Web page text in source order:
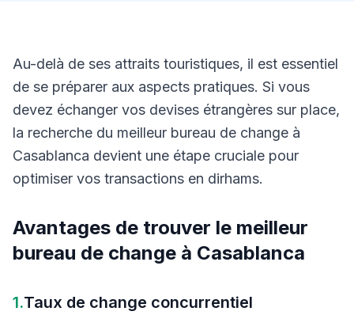
Au-delà de ses attraits touristiques, il est essentiel
de se préparer aux aspects pratiques. Si vous
devez échanger vos devises étrangères sur place,
la recherche du meilleur bureau de change à
Casablanca devient une étape cruciale pour
optimiser vos transactions en dirhams.
Avantages de trouver le meilleur
bureau de change à Casablanca
1.Taux de change concurrentiel